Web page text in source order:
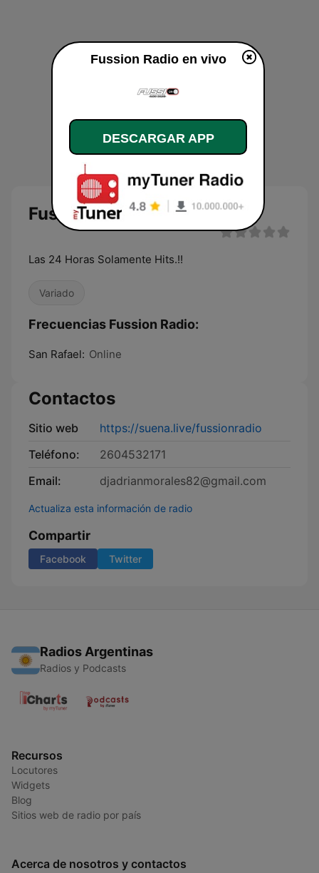
Fussion Radio en vivo
Las 24 Horas Solamente Hits.!!
Variado
Frecuencias Fussion Radio:
San Rafael: Online
Contactos
Sitio web
https://suena.live/fussionradio
Teléfono:
2604532171
Email:
djadrianmorales82@gmail.com
Actualiza esta información de radio
Compartir
Facebook Twitter
Radios Argentinas
Radios y Podcasts
Recursos
Locutores
Widgets
Blog
Sitios web de radio por país
Acerca de nosotros y contactos
Fussion Radio en vivo
DESCARGAR APP